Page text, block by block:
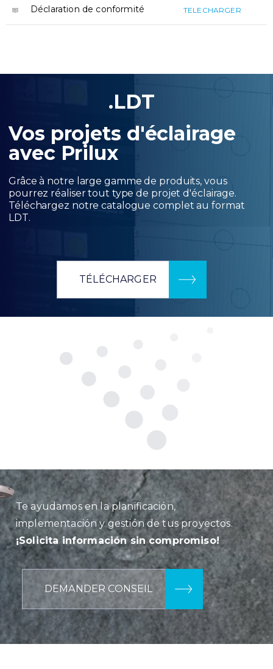
Déclaration de conformité TELECHARGER
.LDT
Vos projets d'éclairage
avec Prilux
Grâce à notre large gamme de produits, vous
pourrez réaliser tout type de projet d'éclairage.
Téléchargez notre catalogue complet au format
LDT.
TÉLÉCHARGER
Te ayudamos en la planificación,
implementación y gestión de tus proyectos.
¡Solicita información sin compromiso!
DEMANDER CONSEIL